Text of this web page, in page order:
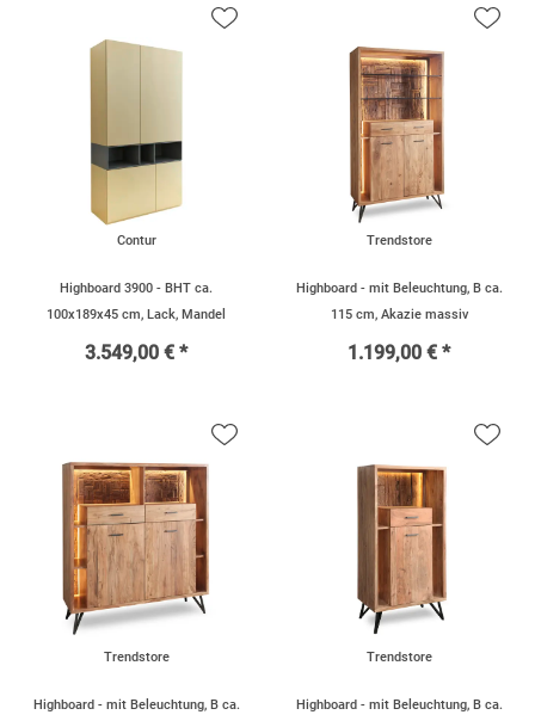
Contur
Highboard 3900 - BHT ca.
100x189x45 cm, Lack, Mandel
3.549,00 € *
Trendstore
Highboard - mit Beleuchtung, B ca.
115 cm, Akazie massiv
1.199,00 € *
Trendstore
Highboard - mit Beleuchtung, B ca.
Trendstore
Highboard - mit Beleuchtung, B ca.